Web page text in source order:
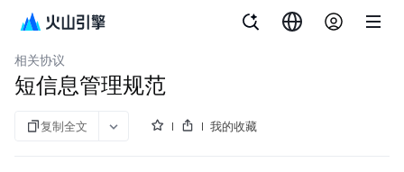
短信服务
相关协议
短信息管理规范
复制全文 我的收藏